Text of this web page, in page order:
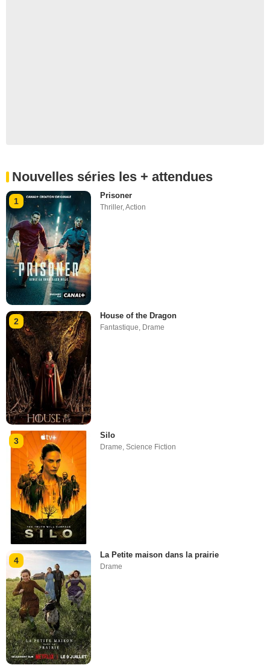
Nouvelles séries les + attendues
1
Prisoner
Thriller,Action
2
House of the Dragon
Fantastique Drame
3
Silo
Drame,Science Fiction
4
La Petite maison dans la prairie
Drame